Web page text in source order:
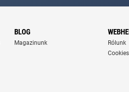
BLOG
Magazinunk
Rólunk
Cookies